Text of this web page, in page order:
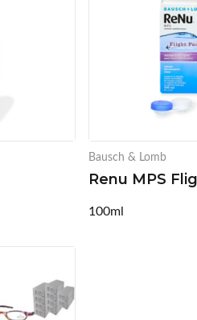
Bausch & Lomb
Renu MPS
100ml